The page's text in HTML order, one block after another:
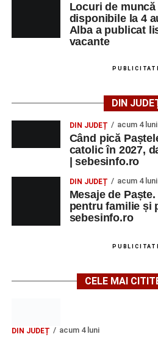
Locuri de
disponibile la 4
Alba a publicat
vacante
DIN
DIN JUDEȚ acum 4 luni
Când pică
catolic în 2027,
| sebesinfo.ro
DIN JUDEȚ acum 4 luni
Mesaje de
pentru familie și
sebesinfo.ro
CELE MAI
DIN JUDEȚ acum 4 luni